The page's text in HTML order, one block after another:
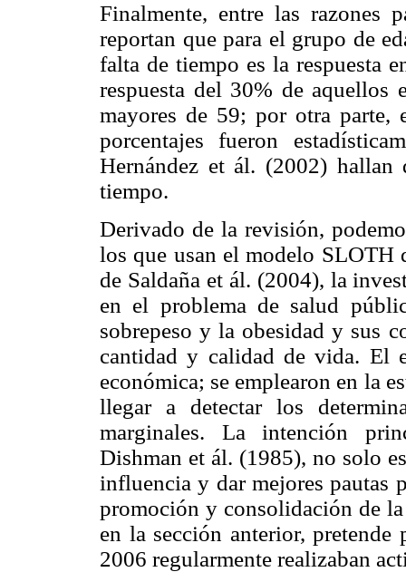
Finalmente, entre las razones
reportan que para el grupo de
falta de tiempo es la respuesta
respuesta del 30% de
mayores de 59; por otra
porcentajes fueron
Hernández et ál. (2002)
tiempo.
Derivado de la revisión,
los que usan el modelo
de Saldaña et ál. (2004), la
en el problema de salud
sobrepeso y la obesidad y sus
cantidad y calidad de vida. El
económica; se emplearon en la
llegar a detectar los
marginales. La intención
Dishman et ál. (1985), no solo
influencia y dar mejores pautas
promoción y consolidación de
en la sección anterior, pretende
2006 regularmente realizaban